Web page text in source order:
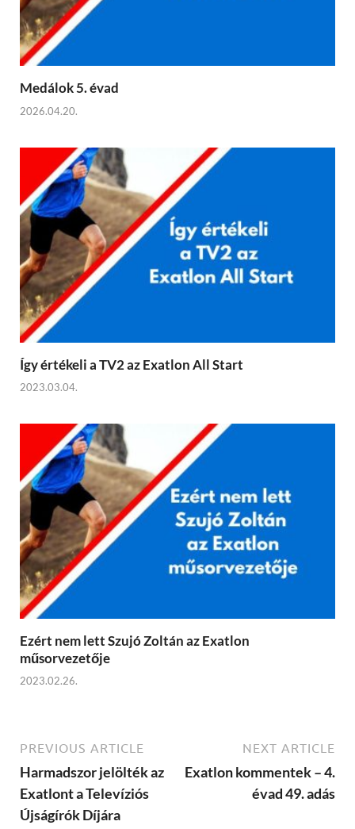
Medálok 5. évad
2026.04.20.
Így értékeli a TV2 az Exatlon All Start
2023.03.04.
Ezért nem lett Szujó Zoltán az Exatlon
műsorvezetője
2023.02.26.
PREVIOUS ARTICLE
Harmadszor jelölték az
Exatlont a Televíziós
Újságírók Díjára
NEXT ARTICLE
Exatlon kommentek – 4.
évad 49. adás